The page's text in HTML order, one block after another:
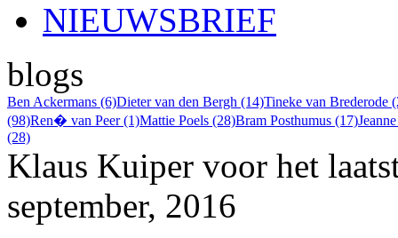
NIEUWSBRIEF
blogs
Ben Ackermans (6)Dieter van den Bergh (14)Tineke van Brederode
(98)Ren� van Peer (1)Mattie Poels (28)Bram Posthumus (17)
(28)
Klaus Kuiper voor het
september, 2016